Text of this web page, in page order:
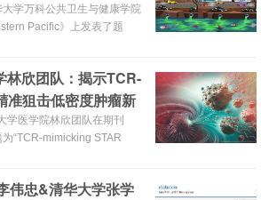
学万科公共卫生与健康学院
Pacific》上发表了题
attributable to air
林欣团队：揭示TCR-
准狙击低密度肿瘤新
学医学院林欣团队在期刊
“TCR-mimicking STAR
CAR in targeting tumors
的抗原敏感性，在重定向
伟忠&清华大学张学